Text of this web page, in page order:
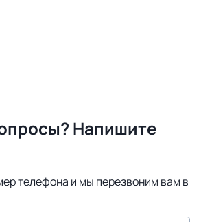
Напишите
телефона и мы перезвоним вам в